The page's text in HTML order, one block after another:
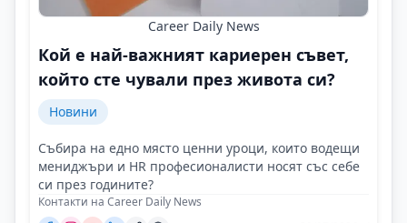
Career Daily News
Кой е най-важният кариерен съвет,
който сте чували през живота си?
Новини
Събира на едно място ценни уроци, които водещи
мениджъри и HR професионалисти носят със себе
си през годините?
Контакти на Career Daily News